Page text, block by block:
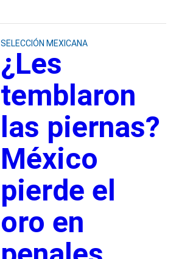
SELECCIÓN MEXICANA
¿Les
temblaron
las piernas?
México
pierde el
oro en